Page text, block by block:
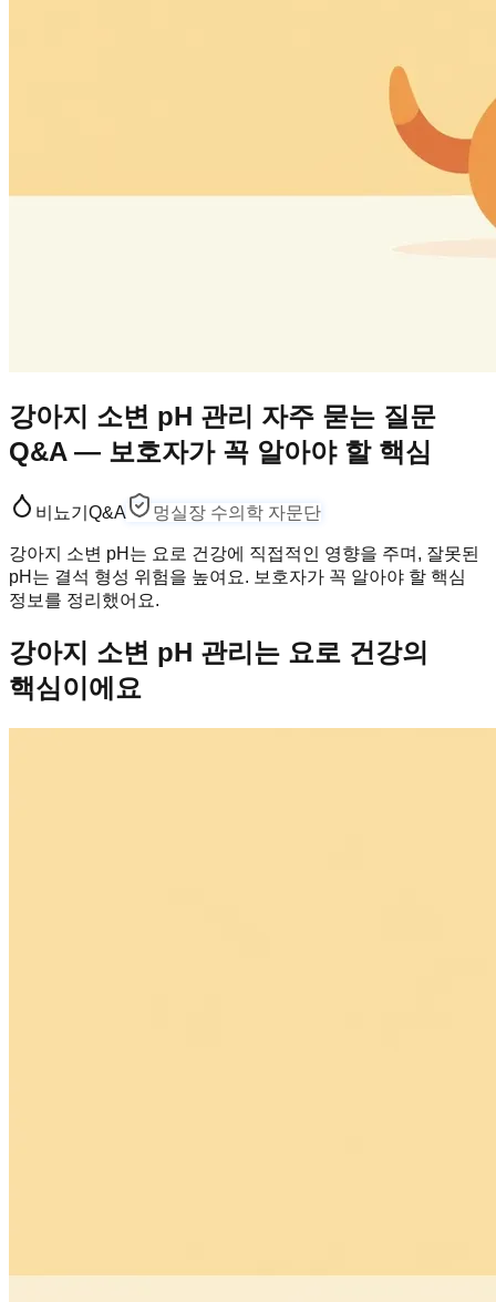
강아지 소변 pH 관리 자주 묻는 질문
Q&A — 보호자가 꼭 알아야 할 핵심
비뇨기 Q&A 멍실장 수의학 자문단
강아지 소변 pH는 요로 건강에 직접적인 영향을 주며, 잘못된
pH는 결석 형성 위험을 높여요. 보호자가 꼭 알아야 할 핵심
정보를 정리했어요.
강아지 소변 pH 관리는 요로 건강의
핵심이에요